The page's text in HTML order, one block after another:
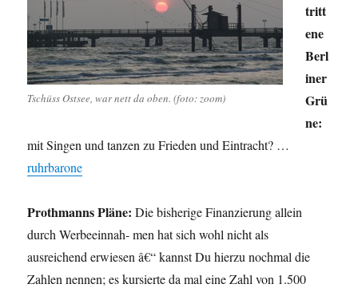
Tschüss Ostsee, war nett da oben. (foto: zoom)
tritt
ene
Berl
iner
Grü
ne:
mit Singen und tanzen zu Frieden und Eintracht? …
ruhrbarone
Prothmanns Pläne: Die bisherige Finanzierung allein
durch Werbeeinnah- men hat sich wohl nicht als
ausreichend erwiesen â€“ kannst Du hierzu nochmal die
Zahlen nennen; es kursierte da mal eine Zahl von 1.500